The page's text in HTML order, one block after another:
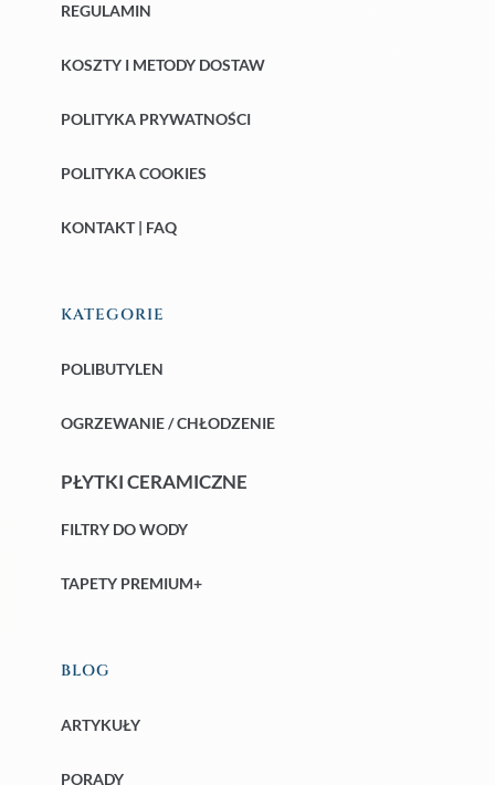
REGULAMIN
KOSZTY I METODY DOSTAW
POLITYKA PRYWATNOŚCI
POLITYKA COOKIES
KONTAKT | FAQ
KATEGORIE
POLIBUTYLEN
OGRZEWANIE / CHŁODZENIE
PŁYTKI CERAMICZNE
FILTRY DO WODY
TAPETY PREMIUM+
BLOG
ARTYKUŁY
PORADY